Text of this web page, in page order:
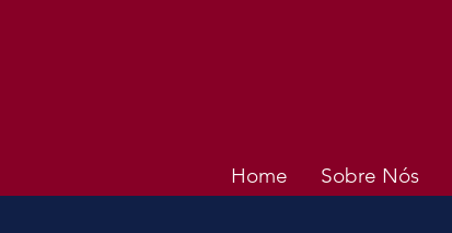
Home Sobre Nós